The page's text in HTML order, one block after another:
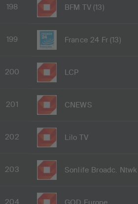
198 BFM TV (13)
199 France 24 Fr (13)
200 LCP
201 CNEWS
202 Lilo TV
203 Sonlife Broadc. Ntwk
204